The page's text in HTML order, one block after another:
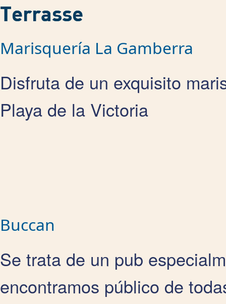
Terrasse
Marisquería La Gamberra
Disfruta de un exquisito
Playa de la Victoria
Buccan
Se trata de un pub
encontramos público de